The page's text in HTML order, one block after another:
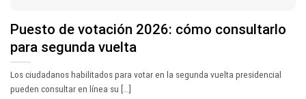
Puesto de votación 2026: cómo consultarlo
para segunda vuelta
Los ciudadanos habilitados para votar en la segunda vuelta presidencial
pueden consultar en línea su [...]